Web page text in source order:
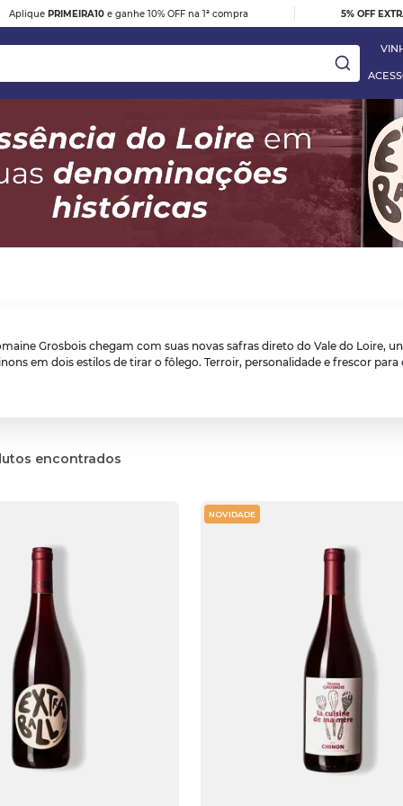
ApliquePRIMEIRA10e ganhe 10% OFF na 1ª compra 5% OFF
DESTAQUE
VINHO TINTO BARBERA D'ALBA
VER DETALHES
Grosbois chegam com suas novas safras direto do Vale do Loire,
em dois estilos de tirar o fôlego. Terroir, personalidade e frescor
NOVIDADE